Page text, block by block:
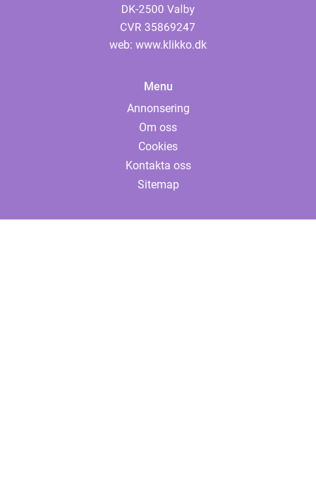
web: www.klikko.dk
Menu
Annonsering
Om oss
Cookies
Kontakta oss
Sitemap